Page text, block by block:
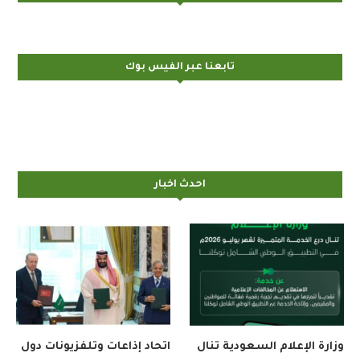
تابعنا عبر الفيس بوك
احدث اخبار
اتحاد إذاعات وتلفزيونات دول
وزارة الإعلام السعودية تنال